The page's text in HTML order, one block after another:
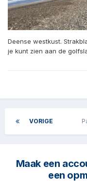
Deense westkust.
je kunt zien aan de
VORIGE
Maak een
een